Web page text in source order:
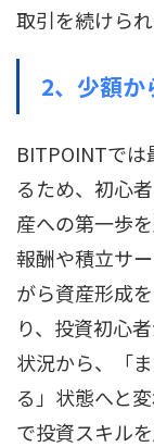
取引を続けられ
2、 少額か
BITPOINTで
るため、初心
産への第一歩
報酬や積立サ
がら資産形成
り、投資初心
状況から、「
る」状態へと
で投資スキルを